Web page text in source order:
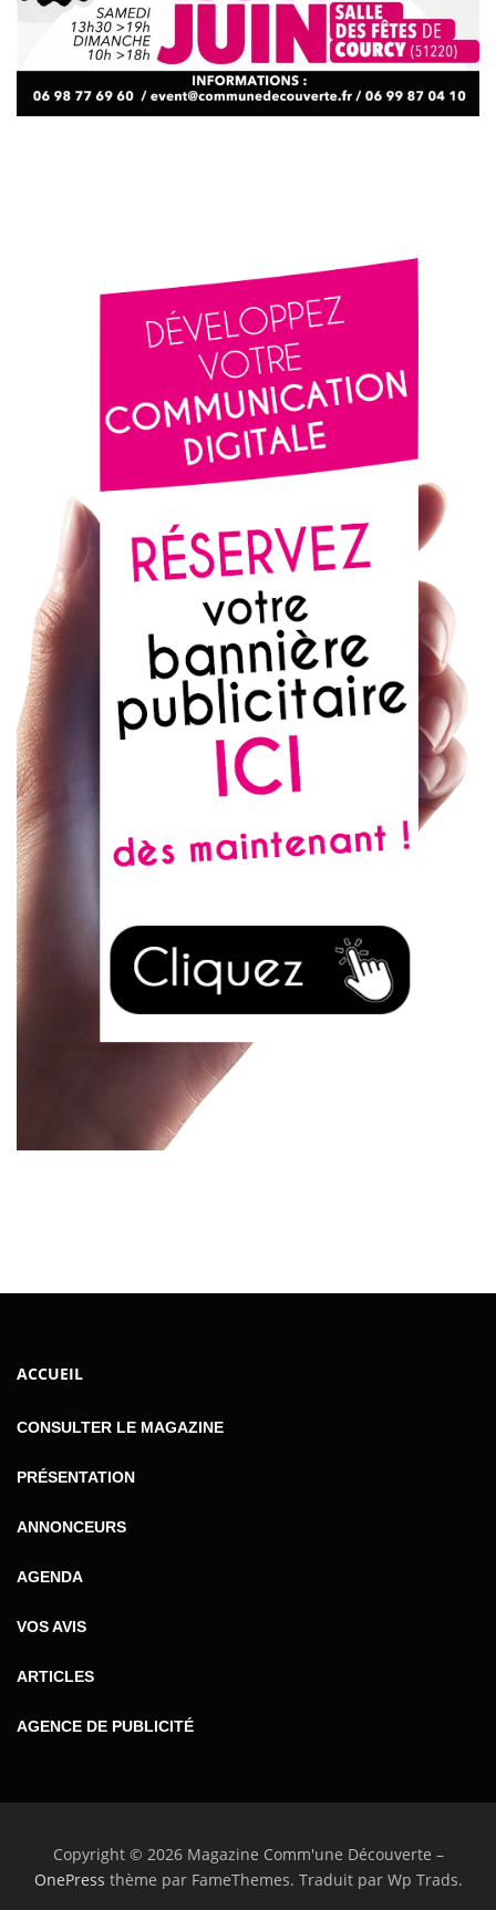
ACCUEIL
CONSULTER LE MAGAZINE
PRÉSENTATION
ANNONCEURS
AGENDA
VOS AVIS
ARTICLES
AGENCE DE PUBLICITÉ
Copyright © 2026 Magazine Comm'une Découverte –
OnePress thème par FameThemes. Traduit par Wp Trads.